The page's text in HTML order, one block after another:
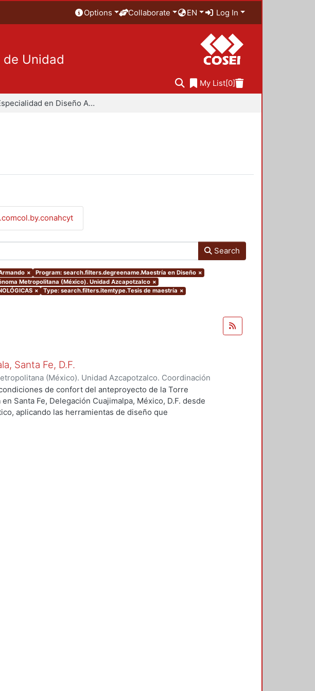
Options Collaborate EN Log In
Unidad
My List[0]
Especialidad en Diseño Ambiental
Search
× Program: search.filters.degreename.Maestría en Diseño ×
Metropolitana (México). Unidad Azcapotzalco ×
× Type: search.filters.itemtype.Tesis de maestría ×
Santa Fe, D.F.
(México). Unidad Azcapotzalco. Coordinación
,1999)Corro Eguia, Guillermo Heriberto
de confort del anteproyecto de la Torre
Santa Fe, Delegación Cuajimalpa, México, D.F. desde
aplicando las herramientas de diseño que